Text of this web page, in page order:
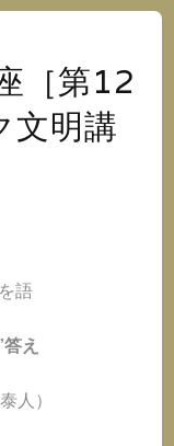
［第12
文明講
語
え
人）